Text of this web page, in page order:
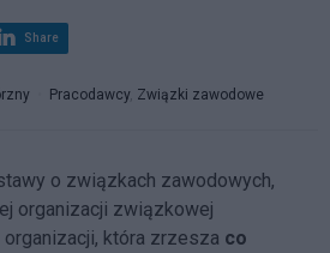
Share
Pracodawcy, Związki zawodowe
o związkach zawodowych,
organizacji związkowej
organizacji, która zrzesza co